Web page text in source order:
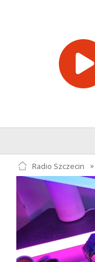
Radio Szczecin »